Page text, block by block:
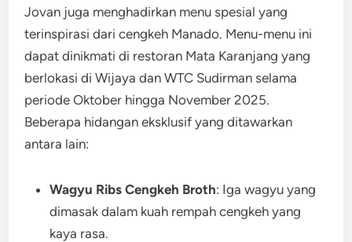
Jovan juga menghadirkan menu spesial yang
terinspirasi dari cengkeh Manado. Menu-menu ini
dapat dinikmati di restoran Mata Karanjang yang
berlokasi di Wijaya dan WTC Sudirman selama
periode Oktober hingga November 2025.
Beberapa hidangan eksklusif yang ditawarkan
antara lain:
Wagyu Ribs Cengkeh Broth: Iga wagyu yang
dimasak dalam kuah rempah cengkeh yang
kaya rasa.